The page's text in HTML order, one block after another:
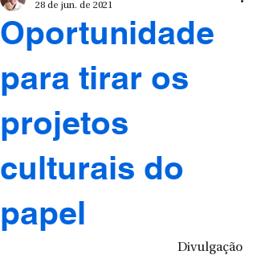
Oportunidade
para tirar os
projetos
culturais do
papel
28 de jun. de 2021
Divulgação